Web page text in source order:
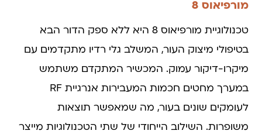
מורפיאוס 8
טכנולוגיית מורפיאוס 8 היא ללא ספק הדור הבא
בטיפולי מיצוק העור, המשלב גלי רדיו מתקדמים עם
מיקרו-דיקור עמוק. המכשיר המתקדם משתמש
במערך מחטים חכמות המעבירות אנרגיית RF
לעומקים שונים בעור, מה שמאפשר תוצאות
משופרות. השילוב הייחודי של שתי הטכנולוגיות מייצר